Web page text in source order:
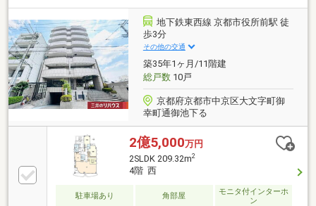
地下鉄東西線 京都市役所前駅 徒
歩3分
その他の交通
築35年1ヶ月/11階建
総戸数10戸
京都府京都市中京区大文字町御
幸町通御池下る
2億5,000万円
2SLDK 209.32m2
4階 西
駐車場あり 角部屋
モニタ付インターホ
ン